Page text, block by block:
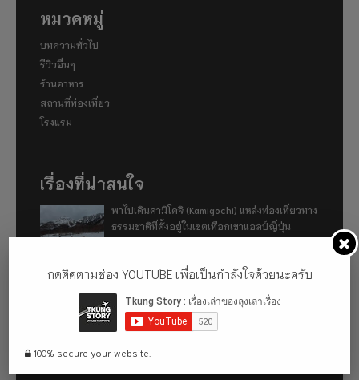
หมวดหมู่
บทความทั่วไป
รีวิวอื่นๆ
ร้านอาหาร
สถานที่ท่องเที่ยว
โรงแรม
เรื่องที่น่าสนใจ
พาไปเดินคามิโคจิ (Kamigōchi) แหล่งท่องเที่ยวทาง
ธรรมชาติที่ตั้งอยู่ในเขตเทือกเขาแอลป์ญี่ปุ่น
อู่ฮั่น ฉันมา (ทำไม) แล้ว 2024
กดติดตามช่อง YOUTUBE เพื่อเป็นกำลังใจด้วยนะครับ
100% secure your website.